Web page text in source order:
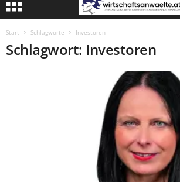
Start Schlagworte Investoren
Schlagwort: Investoren